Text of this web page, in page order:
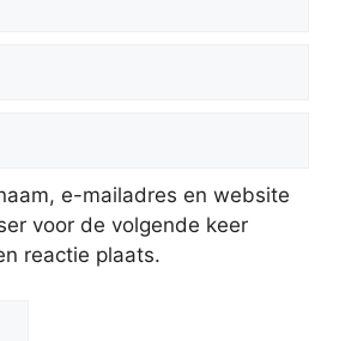
e-mailadres en website
voor de volgende keer
reactie plaats.